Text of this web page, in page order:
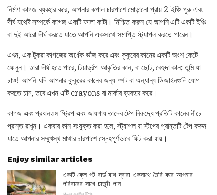
নির্মাণ কাগজ ব্যবহার করে, আপনার কপাল চারপাশে মোড়ানো প্রায় 2-ইঞ্চি পুরু এবং
দীর্ঘ যথেষ্ট সম্পর্কে কাগজ একটি ফালা কাটা। নিশ্চিত করুন যে আপনি এটি একটি ইঞ্চি
বা দুই আরো দীর্ঘ করতে যাতে আপনি একসাথে সমাপ্তি স্ট্যাপল করতে পারেন।
এখন, এক টুকরা কাগজের অর্ধেক ভাঁজ করে এবং কুকুরের কানের একটি অংশ কেটে
ফেলুন। তারা দীর্ঘ হতে পারে, টিয়ার্ড্রপ-আকৃতির কান, বা ছোট, বেহুদা কান; তুমি যা
চাও! আপনি যদি আপনার কুকুরের কানের জন্য স্পট বা অন্যান্য ডিজাইনগুলি যোগ
করতে চান, তবে এখন এটি crayons বা মার্কার ব্যবহার করে।
কাগজ এবং প্রধানতম স্ট্রিপ এবং জায়গায় তাদের টেপ বিরুদ্ধে প্রতিটি কানের নীচে
প্রান্ত রাখুন। একবার কান সংযুক্ত করা হলে, স্ট্যাপল বা স্টপের প্রান্তটি টেপ করুন
যাতে আপনার সম্মুখস্থ মাথার চারপাশে স্নেহপূর্ণভাবে ফিট করা যায়।
Enjoy similar articles
একটি ক্লে পট বার্ড বাথ দ্বারা একসাথে তৈরি করে আপনার
পরিবারের সাথে চাতুরী পান
কিডস ক্রাফ্টস টিপস